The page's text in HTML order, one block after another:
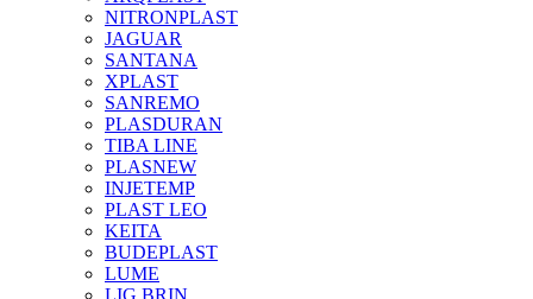
NITRONPLAST
JAGUAR
SANTANA
XPLAST
SANREMO
PLASDURAN
TIBA LINE
PLASNEW
INJETEMP
PLAST LEO
KEITA
BUDEPLAST
LUME
LIG BRIN